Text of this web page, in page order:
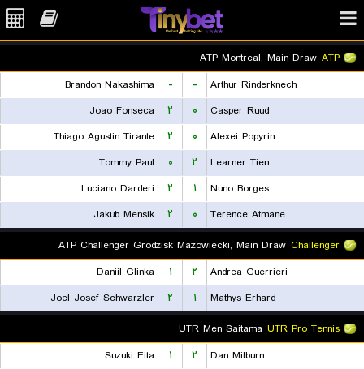
ATP
ATP Montreal, Main Draw
Arthur Rinderknech
-
-
Brandon Nakashima
Casper Ruud
۰ ۲
Joao Fonseca
Alexei Popyrin
۰ ۲
Thiago Agustin Tirante
Learner Tien
۲ ۰
Tommy Paul
Nuno Borges
۱ ۲
Luciano Darderi
Terence Atmane
۰ ۲
Jakub Mensik
Challenger
ATP Challenger Grodzisk Mazowiecki, Main Draw
Andrea Guerrieri
۲ ۱
Daniil Glinka
Mathys Erhard
۱ ۲
Joel Josef Schwarzler
UTR Pro Tennis
UTR Men Saitama
Dan Milburn
۲ ۱
Suzuki Eita